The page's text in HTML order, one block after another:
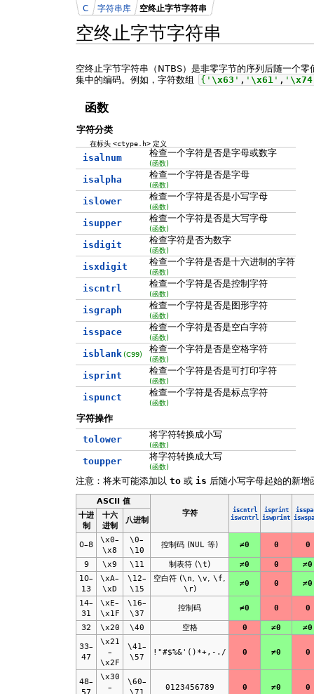
空终止字节字符串
C 字符串库 空终止字节字符串
空终止字节字符串（NTBS）是非零字节的序列后随一个
集中的编码。例如，字符数组
{ ' \x63 ' , ' \x61 ' , ' \x74
函数
字符分类
在标头<ctype.h> 定义
isalnum 检查一个字符是否是字母或数字
(函数)
isalpha 检查一个字符是否是字母
(函数)
islower 检查一个字符是否是小写字母
(函数)
isupper 检查一个字符是否是大写字母
(函数)
isdigit 检查字符是否为数字
(函数)
isxdigit 检查一个字符是否是十六进制的字符
(函数)
iscntrl 检查一个字符是否是控制字符
(函数)
isgraph 检查一个字符是否是图形字符
(函数)
isspace 检查一个字符是否是空白字符
(函数)
isblank (C99) 检查一个字符是否是空格字符
(函数)
isprint 检查一个字符是否是可打印字符
(函数)
ispunct 检查一个字符是否是标点字符
(函数)
字符操作
tolower
将字符转换成小写
(函数)
toupper 将字符转换成大写
(函数)
注意：将来可能添加以 to 或 is 后随小写字母起始的新
ASCII 值
字符
iscntrl
iswcntrl
isprint
iswprint
十进
制
十六
进制
八进制
0–8
\x0–
\x8
\0–
\10
控制码 (NUL 等) ≠0 0 0
9 \x9 \11 制表符 (\t) ≠0 0
≠0
10–
13
\xA–
\xD
\12–
\15
空白符 (\n, \v, \f,
\r)
≠0 0 ≠0
14–
31
\xE–
\x1F
\16–
\37
控制码 ≠0 0 0
32 \x20 \40 空格 0 ≠0 ≠0
33–
47
\x21
–
\x2F
\41–
\57
!"#$%&'()*+,-./ 0 ≠0 0
48–
57
\x30
–
\60–
\71
0123456789 0 ≠0 0